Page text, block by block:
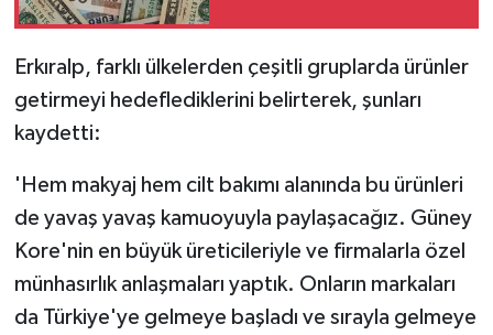
Erkıralp, farklı ülkelerden çeşitli gruplarda ürünler
getirmeyi hedeflediklerini belirterek, şunları
kaydetti:
'Hem makyaj hem cilt bakımı alanında bu ürünleri
de yavaş yavaş kamuoyuyla paylaşacağız. Güney
Kore'nin en büyük üreticileriyle ve firmalarla özel
münhasırlık anlaşmaları yaptık. Onların markaları
da Türkiye'ye gelmeye başladı ve sırayla gelmeye